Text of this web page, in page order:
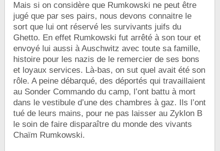
Mais si on considère que Rumkowski ne peut être
jugé que par ses pairs, nous devons connaitre le
sort que lui ont réservé les survivants juifs du
Ghetto. En effet Rumkowski fut arrêté à son tour et
envoyé lui aussi à Auschwitz avec toute sa famille,
histoire pour les nazis de le remercier de ses bons
et loyaux services. Là-bas, on sut quel avait été son
rôle. A peine débarqué, des déportés qui travaillaient
au Sonder Commando du camp, l’ont battu à mort
dans le vestibule d’une des chambres à gaz. Ils l’ont
tué de leurs mains, pour ne pas laisser au Zyklon B
le soin de faire disparaître du monde des vivants
Chaïm Rumkowski.